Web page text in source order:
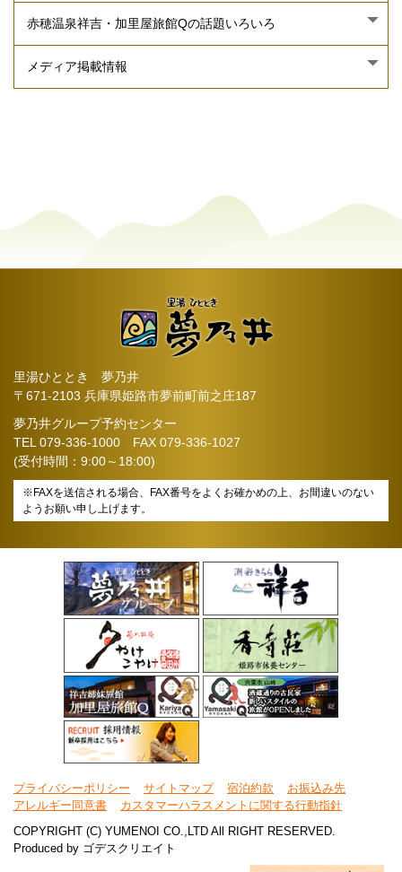
里湯ひととき 夢乃井
〒671-2103 兵庫県姫路市夢前町前之庄187
夢乃井グループ予約センター
TEL 079-336-1000 FAX 079-336-1027
(受付時間：9:00～18:00)
※FAXを送信される場合、FAX番号をよくお確かめの上、お間違いのない
ようお願い申し上げます。
プライバシーポリシー サイトマップ 宿泊約款
お振込み先
アレルギー同意書
カスタマーハラスメントに関する行動指針
COPYRIGHT (C) YUMENOI CO.,LTD All RIGHT RESERVED.
Produced by ゴデスクリエイト